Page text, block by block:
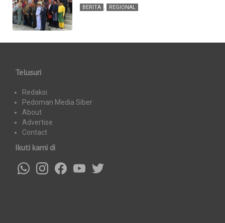
BERITA , REGIONAL
Telusuri
Redaksi
Pedoman Media Siber
About
Advertise
Contact
Ikuti kami di